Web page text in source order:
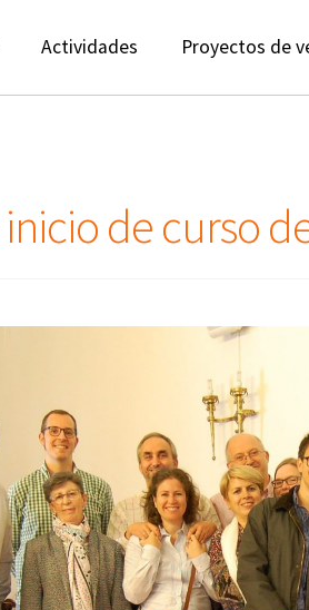
Actividades Proyectos de
de curso